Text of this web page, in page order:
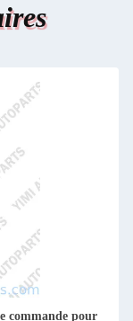
commande pour